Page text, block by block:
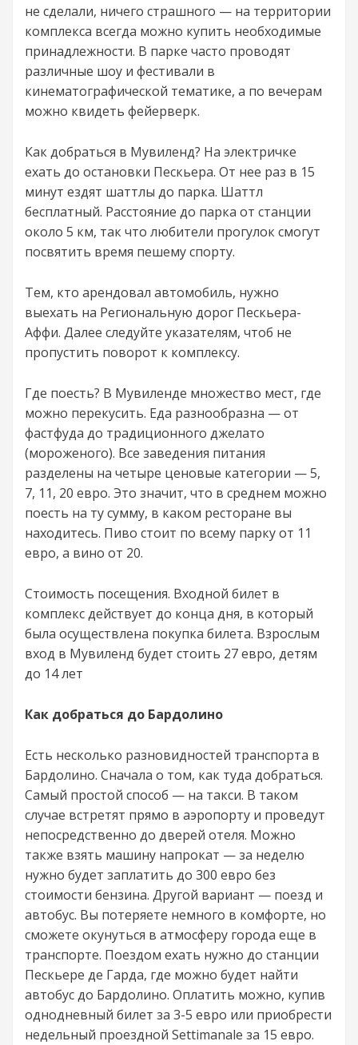
не сделали, ничего страшного — на территории
комплекса всегда можно купить необходимые
принадлежности. В парке часто проводят
различные шоу и фестивали в
кинематографической тематике, а по вечерам
можно квидеть фейерверк.
Как добраться в Мувиленд? На электричке
ехать до остановки Пескьера. От нее раз в 15
минут ездят шаттлы до парка. Шаттл
бесплатный. Расстояние до парка от станции
около 5 км, так что любители прогулок смогут
посвятить время пешему спорту.
Тем, кто арендовал автомобиль, нужно
выехать на Региональную дорог Пескьера-
Аффи. Далее следуйте указателям, чтоб не
пропустить поворот к комплексу.
Где поесть? В Мувиленде множество мест, где
можно перекусить. Еда разнообразна — от
фастфуда до традиционного джелато
(мороженого). Все заведения питания
разделены на четыре ценовые категории — 5,
7, 11, 20 евро. Это значит, что в среднем можно
поесть на ту сумму, в каком ресторане вы
находитесь. Пиво стоит по всему парку от 11
евро, а вино от 20.
Стоимость посещения. Входной билет в
комплекс действует до конца дня, в который
была осуществлена покупка билета. Взрослым
вход в Мувиленд будет стоить 27 евро, детям
до 14 лет
Как добраться до Бардолино
Есть несколько разновидностей транспорта в
Бардолино. Сначала о том, как туда добраться.
Самый простой способ — на такси. В таком
случае встретят прямо в аэропорту и проведут
непосредственно до дверей отеля. Можно
также взять машину напрокат — за неделю
нужно будет заплатить до 300 евро без
стоимости бензина. Другой вариант — поезд и
автобус. Вы потеряете немного в комфорте, но
сможете окунуться в атмосферу города еще в
транспорте. Поездом ехать нужно до станции
Пескьере де Гарда, где можно будет найти
автобус до Бардолино. Оплатить можно, купив
однодневный билет за 3-5 евро или приобрести
недельный проездной Settimanale за 15 евро.